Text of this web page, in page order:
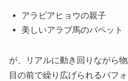
アラビアヒョウの親子
美しいアラブ馬のパペット
が、リアルに動き回りながら
目の前で繰り広げられるパフ